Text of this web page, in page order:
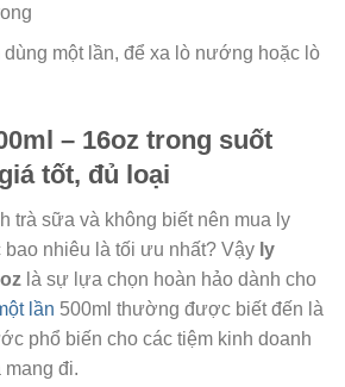
dùng một lần, để xa lò nướng hoặc lò
– 16oz trong suốt
tốt, đủ loại
trà sữa và không biết nên mua ly
nhiêu là tối ưu nhất? Vậy ly
là sự lựa chọn hoàn hảo dành cho
lần 500ml thường được biết đến là
phổ biến cho các tiệm kinh doanh
mang đi.